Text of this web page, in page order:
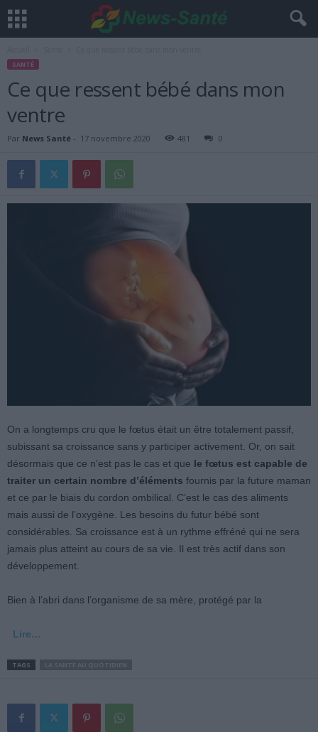
SANTÉ
Ce que ressent bébé dans mon
ventre
Par News Santé - 17 novembre 2020 481 0
On a longtemps cru que le fœtus était un être totalement passif,
subissant sa croissance sans y participer activement. Or, on sait
désormais que ce n’est pas le cas et que le fœtus est capable de
traiter un certain nombre d’éléments fournis par la future maman
et ce par le biais du cordon ombilical. C’est le cas des aliments
mais aussi de l’oxygène. Les besoins du futur bébé sont
considérables. Sa croissance est à un rythme effréné qui ne sera
jamais plus atteint au cours de sa vie. Il est très actif dans son
développement.
Bien à l’abri dans l’organisme de sa mère, protégé par la
Lire…
TAGS